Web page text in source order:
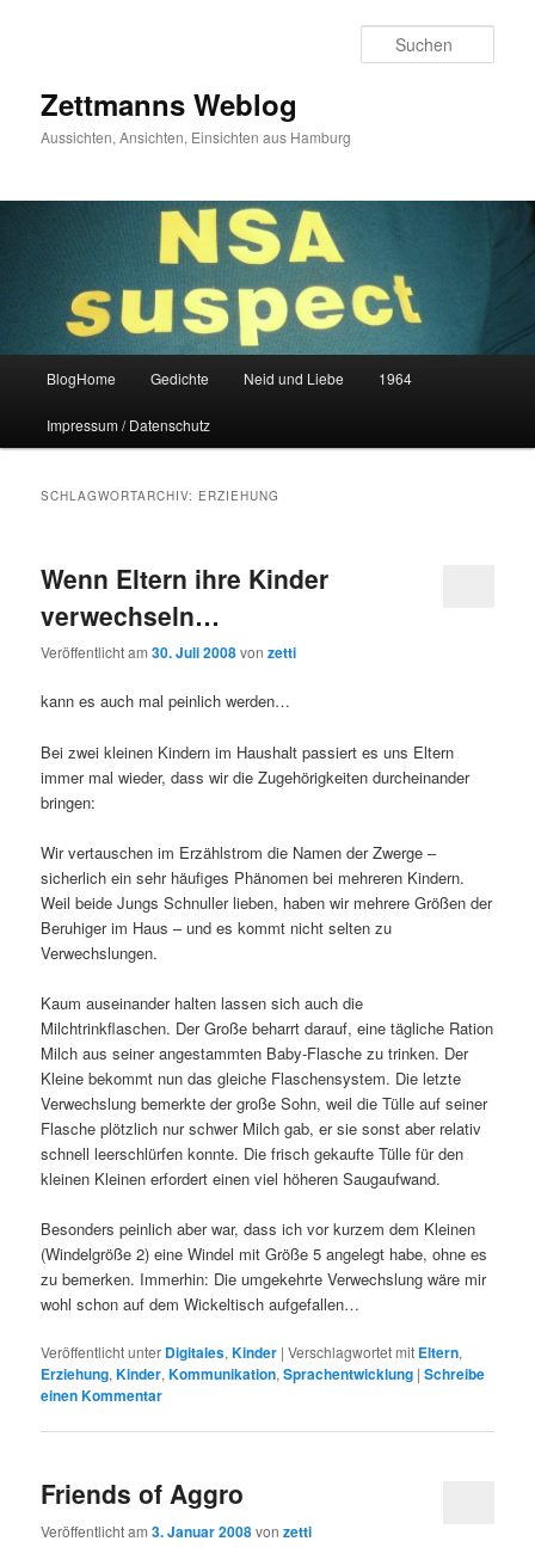
Zettmanns Weblog
Aussichten, Ansichten, Einsichten aus Hamburg
BlogHome Gedichte Neid und Liebe 1964
Impressum / Datenschutz
SCHLAGWORTARCHIV: ERZIEHUNG
Wenn Eltern ihre Kinder
verwechseln…
Veröffentlicht am30. Juli 2008vonzetti
kann es auch mal peinlich werden…
Bei zwei kleinen Kindern im Haushalt passiert es uns Eltern
immer mal wieder, dass wir die Zugehörigkeiten durcheinander
bringen:
Wir vertauschen im Erzählstrom die Namen der Zwerge –
sicherlich ein sehr häufiges Phänomen bei mehreren Kindern.
Weil beide Jungs Schnuller lieben, haben wir mehrere Größen der
Beruhiger im Haus – und es kommt nicht selten zu
Verwechslungen.
Kaum auseinander halten lassen sich auch die
Milchtrinkflaschen. Der Große beharrt darauf, eine tägliche Ration
Milch aus seiner angestammten Baby-Flasche zu trinken. Der
Kleine bekommt nun das gleiche Flaschensystem. Die letzte
Verwechslung bemerkte der große Sohn, weil die Tülle auf seiner
Flasche plötzlich nur schwer Milch gab, er sie sonst aber relativ
schnell leerschlürfen konnte. Die frisch gekaufte Tülle für den
kleinen Kleinen erfordert einen viel höheren Saugaufwand.
Besonders peinlich aber war, dass ich vor kurzem dem Kleinen
(Windelgröße 2) eine Windel mit Größe 5 angelegt habe, ohne es
zu bemerken. Immerhin: Die umgekehrte Verwechslung wäre mir
wohl schon auf dem Wickeltisch aufgefallen…
Veröffentlicht unter Digitales,Kinder |Verschlagwortet mit Eltern,
Erziehung,Kinder,Kommunikation,Sprachentwicklung |Schreibe
einen Kommentar
Friends of Aggro
Veröffentlicht am3. Januar 2008vonzetti